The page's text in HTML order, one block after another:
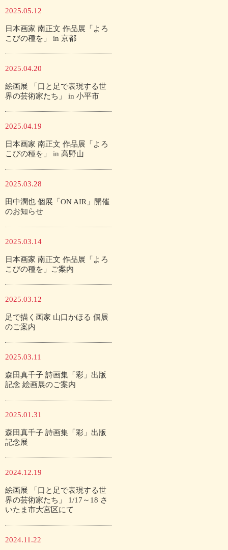
2025.05.12
日本画家 南正文 作品展「よろ
こびの種を」 in 京都
2025.04.20
絵画展 「口と足で表現する世
界の芸術家たち」 in 小平市
2025.04.19
日本画家 南正文 作品展「よろ
こびの種を」 in 高野山
2025.03.28
田中潤也 個展「ON AIR」開催
のお知らせ
2025.03.14
日本画家 南正文 作品展「よろ
こびの種を」ご案内
2025.03.12
足で描く画家 山口かほる 個展
のご案内
2025.03.11
森田真千子 詩画集「彩」出版
記念 絵画展のご案内
2025.01.31
森田真千子 詩画集「彩」出版
記念展
2024.12.19
絵画展 「口と足で表現する世
界の芸術家たち」 1/17～18 さ
いたま市大宮区にて
2024.11.22